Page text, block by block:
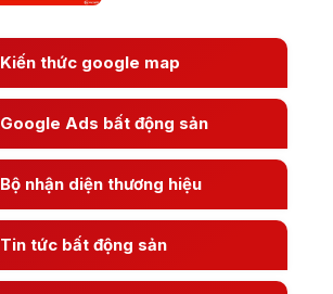
Kiến thức google map
Google Ads bất động sản
Bộ nhận diện thương hiệu
Tin tức bất động sản